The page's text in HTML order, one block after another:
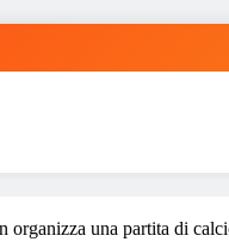
organizza una partita di